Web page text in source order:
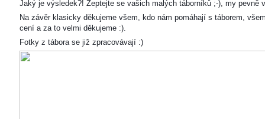
Jaký je výsledek?! Zeptejte se vašich malých táborníků ;-), my pevně
Na závěr klasicky děkujeme všem, kdo nám pomáhají s táborem,
cení a za to velmi děkujeme :).
Fotky z tábora se již zpracovávají :)